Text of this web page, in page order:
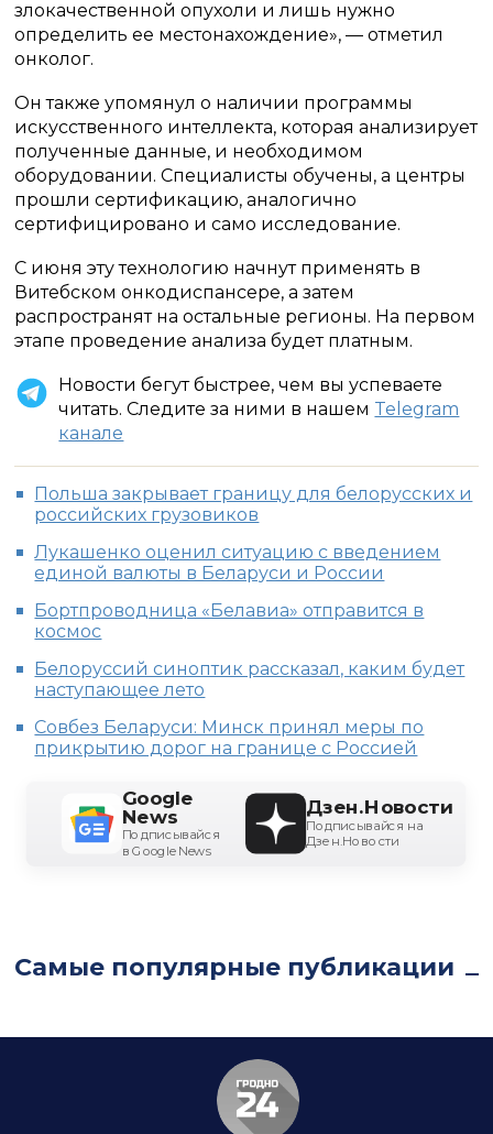
злокачественной опухоли и лишь нужно
определить ее местонахождение», — отметил
онколог.
Он также упомянул о наличии программы
искусственного интеллекта, которая анализирует
полученные данные, и необходимом
оборудовании. Специалисты обучены, а центры
прошли сертификацию, аналогично
сертифицировано и само исследование.
С июня эту технологию начнут применять в
Витебском онкодиспансере, а затем
распространят на остальные регионы. На первом
этапе проведение анализа будет платным.
Новости бегут быстрее, чем вы успеваете
читать. Следите за ними в нашем Telegram
канале
Польша закрывает границу для белорусских и
российских грузовиков
Лукашенко оценил ситуацию с введением
единой валюты в Беларуси и России
Бортпроводница «Белавиа» отправится в
космос
Белоруссий синоптик рассказал, каким будет
наступающее лето
Совбез Беларуси: Минск принял меры по
прикрытию дорог на границе с Россией
Google
News
Подписывайся
в Google News
Дзен.Новости
Подписывайся на
Дзен.Новости
Самые популярные публикации